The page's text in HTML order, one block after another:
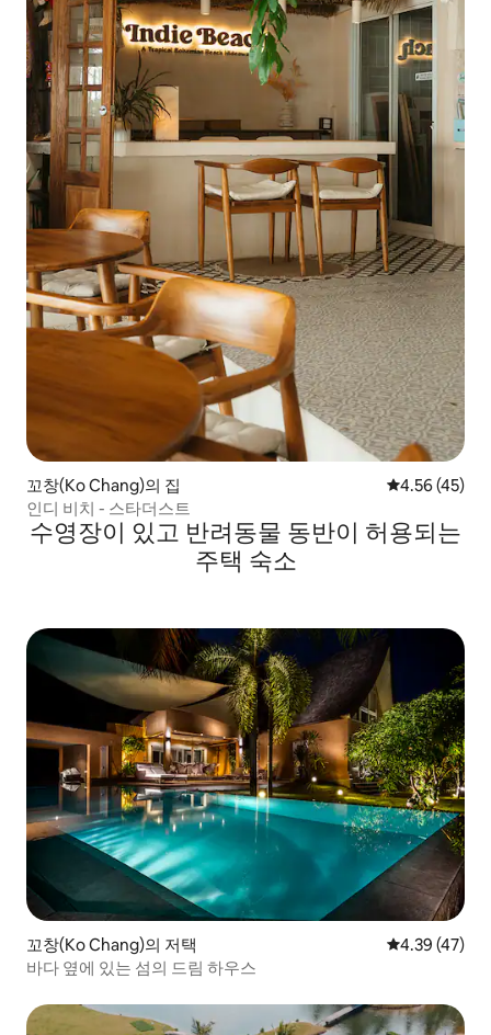
꼬창(Ko Chang)의 집 평점 4.56점
4.56 (45)
인디 비치 - 스타더스트
수영장이 있고 반려동물 동반이 허용되는
주택 숙소
꼬창(Ko Chang)의 저택 평점 4.39점
4.39 (47)
바다 옆에 있는 섬의 드림 하우스